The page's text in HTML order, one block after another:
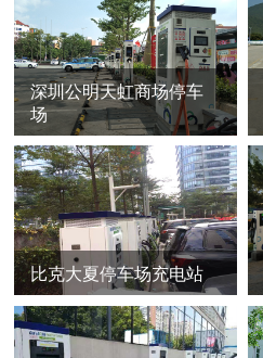
深圳公明天虹商场停车
场
比克大夏停车场充电站